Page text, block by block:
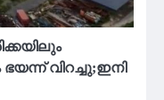
വിറച്ചു;ഇനി